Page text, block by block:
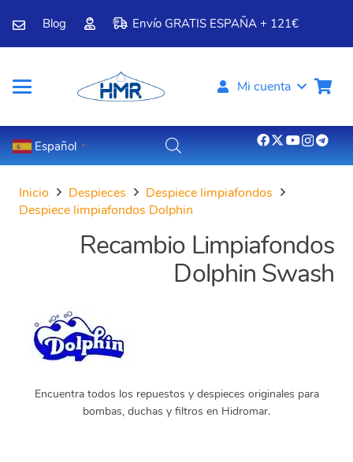
Blog Envío GRATIS ESPAÑA + 121€
Mi cuenta
Español ▼
Inicio Despieces
Despiece limpiafondos
Despiece limpiafondos Dolphin
Recambio Limpiafondos
Dolphin Swash
Encuentra todos los repuestos y despieces originales para
bombas, duchas y filtros en Hidromar.